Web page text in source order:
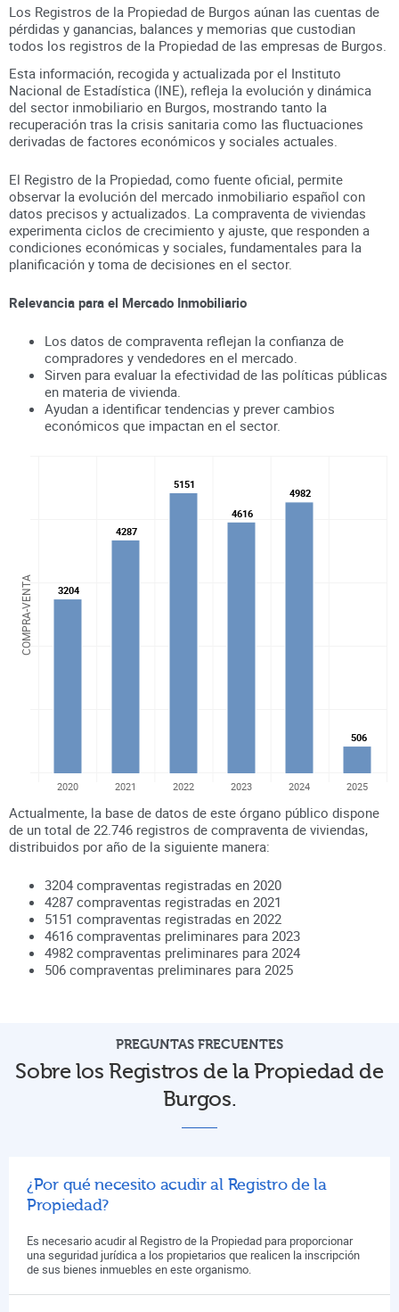
Los Registros de la Propiedad de Burgos aúnan las cuentas de
pérdidas y ganancias, balances y memorias que custodian
todos los registros de la Propiedad de las empresas de Burgos
Esta información, recogida y actualizada por el Instituto
Nacional de Estadística (INE), refleja la evolución y dinámica
del sector inmobiliario en Burgos, mostrando tanto la
recuperación tras la crisis sanitaria como las fluctuaciones
derivadas de factores económicos y sociales actuales.
El Registro de la Propiedad, como fuente oficial, permite
observar la evolución del mercado inmobiliario español con
datos precisos y actualizados. La compraventa de viviendas
experimenta ciclos de crecimiento y ajuste, que responden a
condiciones económicas y sociales, fundamentales para la
planificación y toma de decisiones en el sector.
Relevancia para el Mercado Inmobiliario
Los datos de compraventa reflejan la confianza de
compradores y vendedores en el mercado.
Sirven para evaluar la efectividad de las políticas públicas
en materia de vivienda.
Ayudan a identificar tendencias y prever cambios
económicos que impactan en el sector.
COMPRA-VENTA 3204
3204
4287
4287
5151
5151
4616
4616
4982
4982
506
506
2020 2021 2022 2023 2024 2025
Actualmente, la base de datos de este órgano público dispone
de un total de 22.746 registros de compraventa de viviendas,
distribuidos por año de la siguiente manera:
3204 compraventas registradas en 2020
4287 compraventas registradas en 2021
5151 compraventas registradas en 2022
4616 compraventas preliminares para 2023
4982 compraventas preliminares para 2024
506 compraventas preliminares para 2025
PREGUNTAS FRECUENTES
Sobre los Registros de la Propiedad de
Burgos.
¿Por qué necesito acudir al Registro de la
Propiedad?
Es necesario acudir al Registro de la Propiedad para proporcionar
una seguridad jurídica a los propietarios que realicen la inscripción
de sus bienes inmuebles en este organismo.